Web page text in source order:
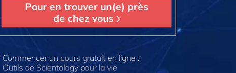
Pour en trouver un(e) près
de chez vous
Commencer un cours gratuit en ligne :
Outils de Scientology pour la vie